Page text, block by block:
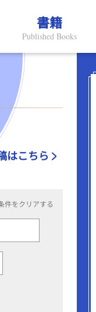
書籍
Published Books
はこちら
件をクリアする